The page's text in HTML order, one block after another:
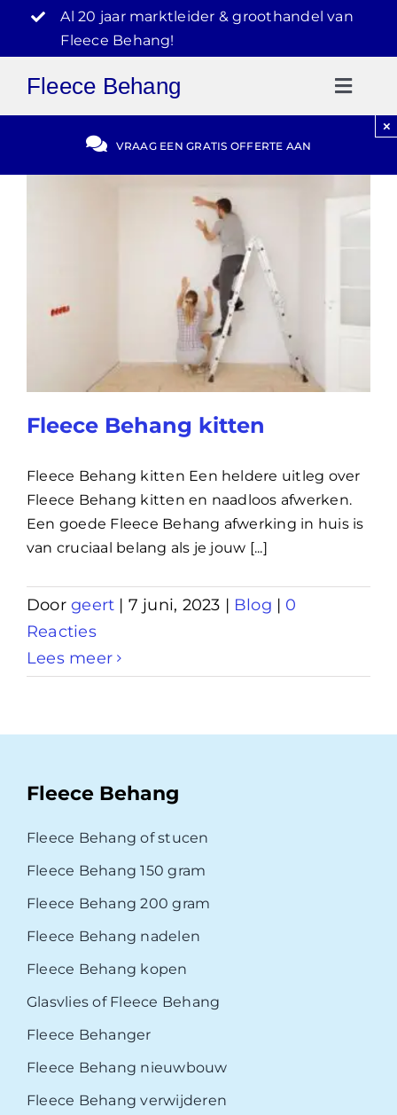
inhoud
Al 20 jaar marktleider & groothandel van
Fleece Behang!
Fleece Behang
Gratis Offerte
030-2072303
VRAAG EEN GRATIS OFFERTE AAN
×
Fleece Behang kitten
Fleece Behang kitten Een heldere uitleg over
Fleece Behang kitten en naadloos afwerken.
Een goede Fleece Behang afwerking in huis is
van cruciaal belang als je jouw [...]
Doorgeert | 7 juni, 2023 | Blog | 0
Reacties
Lees meer
Fleece Behang
Fleece Behang of stucen
Fleece Behang 150 gram
Fleece Behang 200 gram
Fleece Behang nadelen
Fleece Behang kopen
Glasvlies of Fleece Behang
Fleece Behanger
Fleece Behang nieuwbouw
Fleece Behang verwijderen